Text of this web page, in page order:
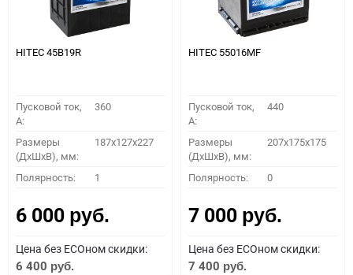
HITEC 45B19R
Пусковой ток,
A:
360
Размеры
(ДхШхВ), мм:
187x127x227
Полярность: 1
6 000 руб.
Цена без ECOном скидки:
6 400 руб.
HITEC 55016MF
Пусковой ток,
A:
440
Размеры
(ДхШхВ), мм:
207x175x175
Полярность: 0
7 000 руб.
Цена без ECOном скидки:
7 400 руб.